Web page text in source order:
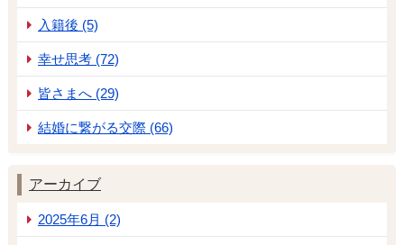
入籍後 (5)
幸せ思考 (72)
皆さまへ (29)
結婚に繋がる交際 (66)
アーカイブ
2025年6月 (2)